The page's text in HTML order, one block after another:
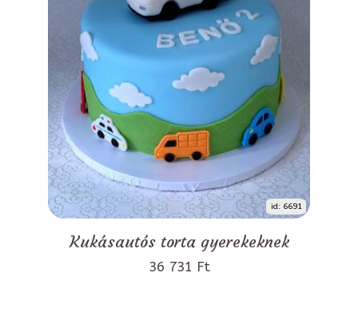
id: 6691
Kukásautós torta gyerekeknek
36 731 Ft